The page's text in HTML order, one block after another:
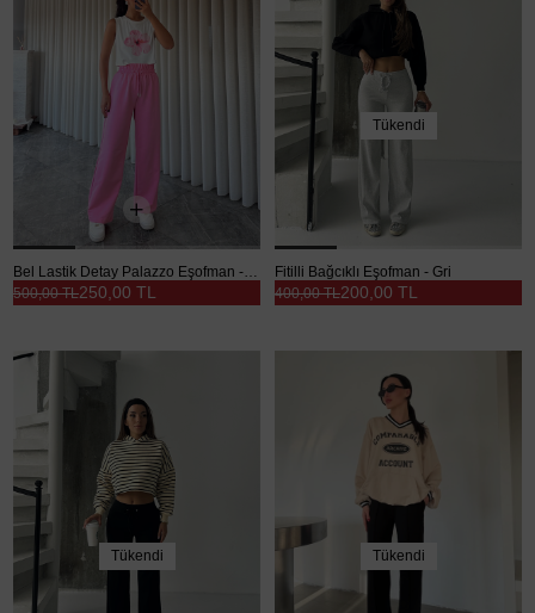
Bel Lastik Detay Palazzo Eşofman - Pembe
250,00 TL
500,00 TL
Tükendi
Fitilli Bağcıklı Eşofman - Gri
200,00 TL
400,00 TL
Tükendi Tükendi